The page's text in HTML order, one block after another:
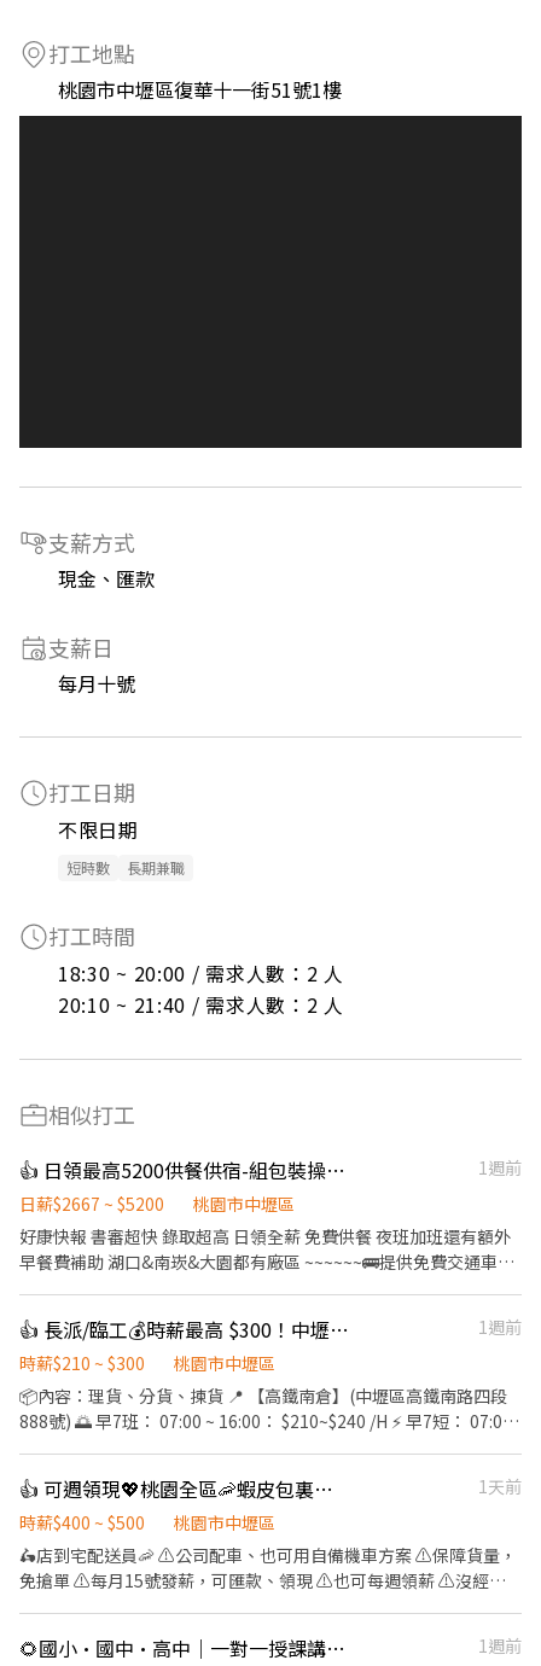
打工地點
桃園市中壢區復華十一街51號1樓
支薪方式
現金、匯款
支薪日
每月十號
打工日期
不限日期
短時數 長期兼職
打工時間
18:30 ~ 20:00 / 需求人數：2 人
20:10 ~ 21:40 / 需求人數：2 人
相似打工
👍 日領最高5200供餐供宿-組包裝操作機台
1週前
日薪$2667 ~ $5200
桃園市中壢區
好康快報 書審超快 錄取超高 日領全薪 免費供餐 夜班加班還有額外
早餐費補助 湖口&南崁&大園都有廠區 ~~~~~~🚌提供免費交通車🚌
08:00~17:30(可彈性加班2h) 中班 14:30~12:00 🌛夜班
20:00~05:30(可彈性加班2h) 薪資:60000~95000 工作內容： 組裝、
包裝、測試、操作機台 ☝️用餐方式:免費 ☝️休假說明:週休六日 #提供
住宿 #免費供餐 #蘆竹 #南崁 #大園 #免費交通車 #日領全薪 #高額週
領一萬 #轉他人帳戶 #現金 ⚡️⚡️⚡️名額有限 截圖✚ ʟɪɴᴇ 報名 ⚡️⚡️⚡️ 安心
👍 長派/臨工💰時薪最高 $300！中壢/楊梅/觀音電商物流大募集 鼎倫國際
1週前
時薪$210 ~ $300
桃園市中壢區
📦內容：理貨、分貨、揀貨 📍 【高鐵南倉】(中壢區高鐵南路四段
888號) 🌅 早7班： 07:00 ~ 16:00： $210~$240 /H ⚡ 早7短： 07:00
576號） 🌅 早5短 (05:00-09:00)： $230 ~ $260 /H 🌙 夜班 (00:00-
09:00)： $250 ~ $305/H 🌆 晚班 (18:00-03:00)： $230 ~ 270 /H 💤
夜10短： $230 ~ 245 /H 📍 觀音倉（觀音區寶倉街108號） ☀️ 早7
(07:00-16:00)： $220 ~ 245 /H 🌤️ 早8短 (08:00-12:00)： $210 ~
📍 威獅倉（楊梅區梅獅路二段616巷1號） ☀️ 早7 (07:00-16:00)：
👍 可週領現💖桃園全區🦐蝦皮包裏外送員/免經驗平均50～80K，公司車
1天前
時薪$400 ~ $500
桃園市中壢區
🛵店到宅配送員🦐 ⚠️公司配車、也可用自備機車方案 ⚠️保障貨量，
免搶單 ⚠️每月15號發薪，可匯款、領現 ⚠️也可每週領薪 ⚠️沒經驗
車配送蝦皮電商包裏 ↪︎ 機車配送包裹至指定地點(範圍3km內) 🔛 上
🌻國小·國中·高中｜一對一授課講師（國英數自社，單科或多科皆可） 1週前